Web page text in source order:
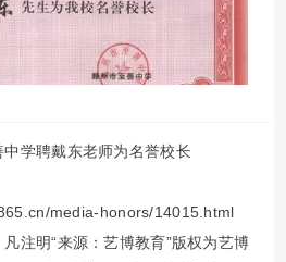
学聘戴东老师为名誉校长
media-honors/14015.html
注明“来源：艺博教育”版权为艺博